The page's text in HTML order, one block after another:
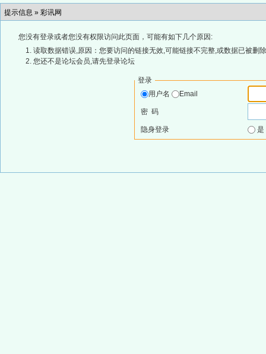
提示信息 » 彩讯网
您没有登录或者您没有权限访问此页面，可能有如下几个原因:
读取数据错误,原因：您要访问的链接无效,可能链接不完整,或数据已被删
您还不是论坛会员,请先登录论坛
登录
用户名
Email
密 码
隐身登录